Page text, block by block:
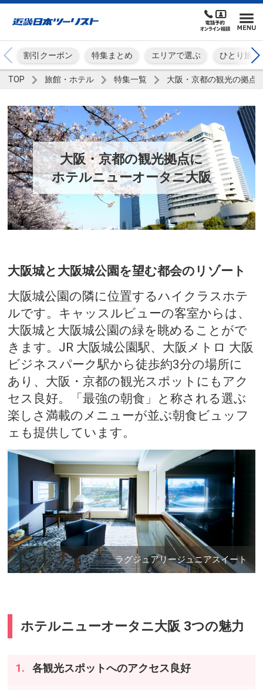
割引クーポン 特集まとめ エリアで選ぶ ひとり旅
TOP 旅館・ホテル 特集一覧 大阪・京都の観光の拠点
大阪・京都の観光拠点に
ホテルニューオータニ大阪
大阪城と大阪城公園を望む都会のリゾート
大阪城公園の隣に位置するハイクラスホテ
ルです。キャッスルビューの客室からは、
大阪城と大阪城公園の緑を眺めることがで
きます。JR 大阪城公園駅、大阪メトロ 大阪
ビジネスパーク駅から徒歩約3分の場所に
あり、大阪・京都の観光スポットにもアク
セス良好。「最強の朝食」と称される選ぶ
楽しさ満載のメニューが並ぶ朝食ビュッフ
ェも提供しています。
ラグジュアリージュニアスイート
ホテルニューオータニ大阪 3つの魅力
各観光スポットへのアクセス良好